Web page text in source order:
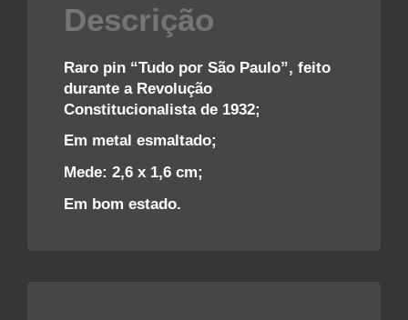
Descrição
Raro pin “Tudo por São Paulo”, feito
durante a Revolução
Constitucionalista de 1932;
Em metal esmaltado;
Mede: 2,6 x 1,6 cm;
Em bom estado.